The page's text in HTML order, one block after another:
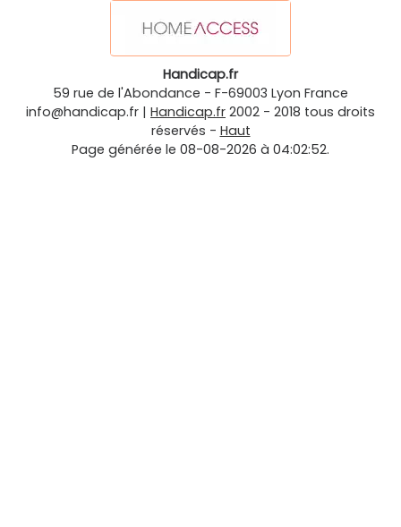
Handicap.fr
59 rue de l'Abondance - F-69003 Lyon France
info@handicap.fr | Handicap.fr 2002 - 2018 tous droits
réservés - Haut
Page générée le 08-08-2026 à 04:02:52.